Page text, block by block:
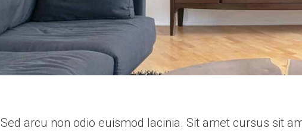
Sed arcu non odio euismod lacinia. Sit amet cursus sit